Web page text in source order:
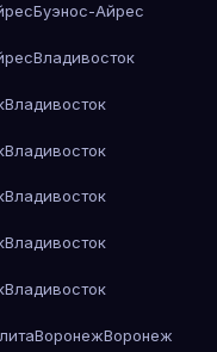
Буэнос-Айрес
Владивосток
Владивосток
Владивосток
Владивосток
Владивосток
Владивосток
ВоронежВоронеж